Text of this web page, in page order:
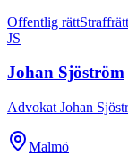
Offentlig rättStraffrätt
JS
Johan Sjöström
Advokat Johan
Malmö